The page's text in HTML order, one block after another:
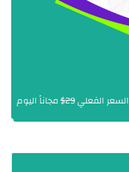
السعر الفعلي29$ مجاناً اليوم